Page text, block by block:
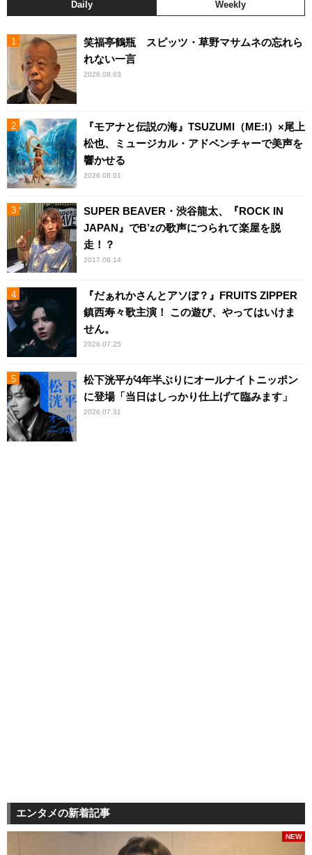
Daily Weekly
笑福亭鶴瓶 スピッツ・草野マサムネの忘れら
れない一言
2026.08.03
『モアナと伝説の海』TSUZUMI（ME:I）×尾上
松也、ミュージカル・アドベンチャーで美声を
響かせる
2026.08.01
SUPER BEAVER・渋谷龍太、『ROCK IN
JAPAN』でB’zの歌声につられて楽屋を脱
走！？
2017.08.14
『だぁれかさんとアソぼ？』FRUITS ZIPPER
鎮西寿々歌主演！ この遊び、やってはいけま
せん。
2026.07.25
松下洸平が4年半ぶりにオールナイトニッポン
に登場「当日はしっかり仕上げて臨みます」
2026.07.31
エンタメの新着記事
NEW